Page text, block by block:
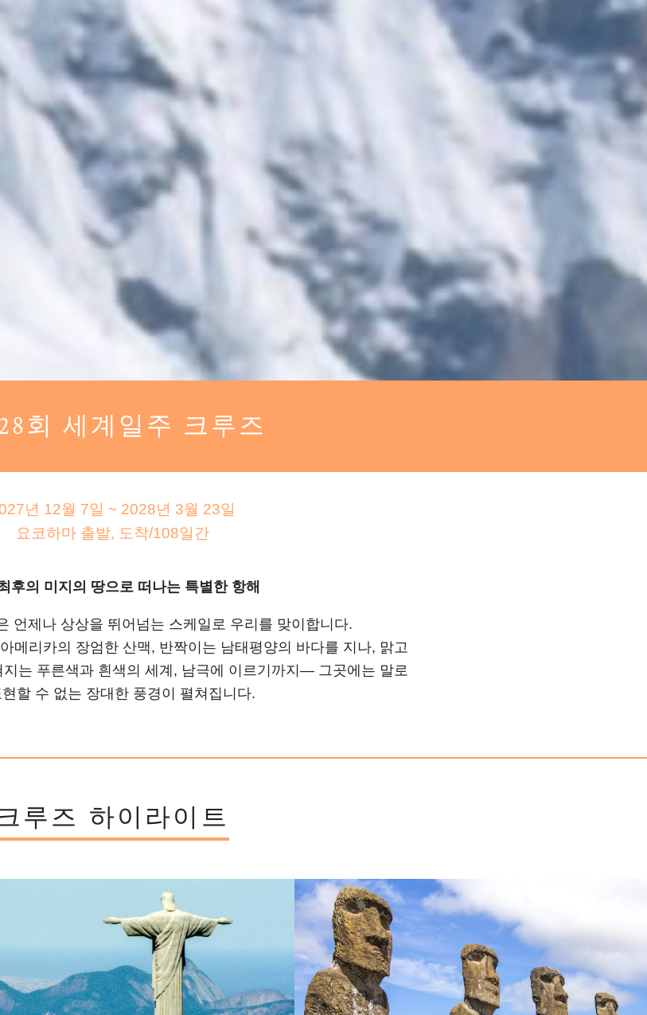
회 세계일주 크루즈
년 12월 7일 ~ 2028년 3월 23일
요코하마 출발, 도착/108일간
후의 미지의 땅으로 떠나는 특별한 항해
언제나 상상을 뛰어넘는 스케일로 우리를 맞이합니다.
메리카의 장엄한 산맥, 반짝이는 남태평양의 바다를 지나, 맑고
는 푸른색과 흰색의 세계, 남극에 이르기까지— 그곳에는 말로
할 수 없는 장대한 풍경이 펼쳐집니다.
루즈 하이라이트